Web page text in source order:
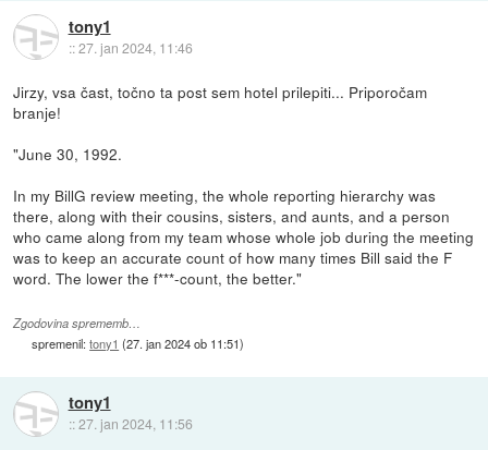
tony1
::27. jan 2024, 11:46
Jirzy, vsa čast, točno ta post sem hotel prilepiti... Priporočam
branje!
"June 30, 1992.
In my BillG review meeting, the whole reporting hierarchy was
there, along with their cousins, sisters, and aunts, and a person
who came along from my team whose whole job during the meeting
was to keep an accurate count of how many times Bill said the F
word. The lower the f***-count, the better."
Zgodovina sprememb…
spremenil:tony1 (27. jan 2024 ob 11:51)
tony1
::27. jan 2024, 11:56